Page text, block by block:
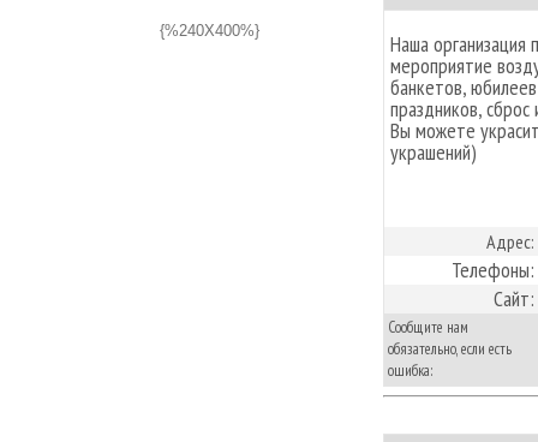
{%240X400%} Наша
мероприятие
банкетов,
праздников,
Вы можете
украшений)
Адрес:
Телефоны:
Сайт:
Сообщите нам
обязательно, если есть
ошибка: